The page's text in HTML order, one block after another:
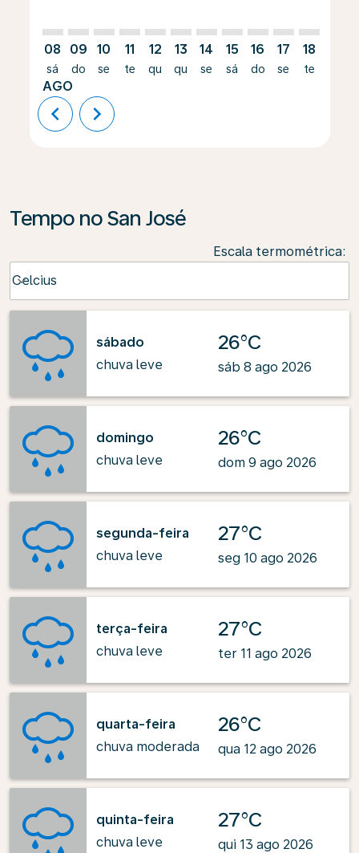
08
sá
AGO
09
do
10
se
11
te
12
qu
13
qu
14
se
15
sá
16
do
17
se
18
te
chevron_left chevron_right
Tempo no San José
Escala termométrica:
Celcius
keyboard_arrow_down
sábado
chuva leve
26°C
sáb 8 ago 2026
domingo
chuva leve
26°C
dom 9 ago 2026
segunda-feira
chuva leve
27°C
seg 10 ago 2026
terça-feira
chuva leve
27°C
ter 11 ago 2026
quarta-feira
chuva moderada
26°C
qua 12 ago 2026
quinta-feira
chuva leve
27°C
qui 13 ago 2026